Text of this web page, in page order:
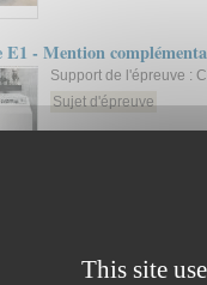
E1 - Mention
Support de l'épreuve :
Sujet d'épreuve
E1 - Mention
Support de l'épreuve :
This site